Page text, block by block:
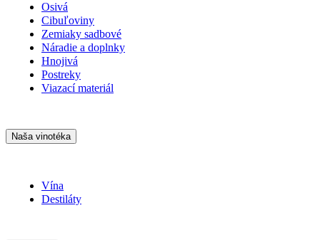
Osivá
Cibuľoviny
Zemiaky sadbové
Náradie a doplnky
Hnojivá
Postreky
Viazací materiál
Naša vinotéka
Vína
Destiláty